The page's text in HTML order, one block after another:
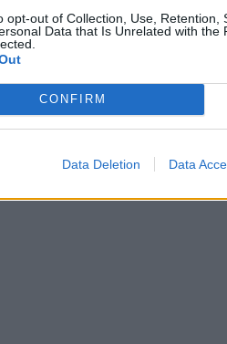
opt-out of Collection, Use, Retention,
Data that Is Unrelated with the
CONFIRM
Data Deletion Data
να διαδραματίσει η
κάλυψης που θα συμβάλλουν
όμως, στις ανεπτυγμένες